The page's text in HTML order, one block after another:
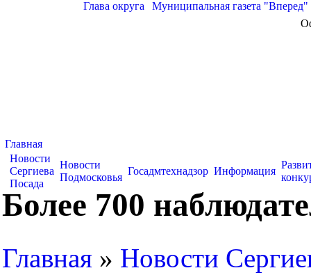
Глава округа Муниципальная газета "Вперед"
Главная
Новости
Сергиева
Посада
Новости
Подмосковья
Госадмтехнадзор Информация
Более 700
Главная » Новости